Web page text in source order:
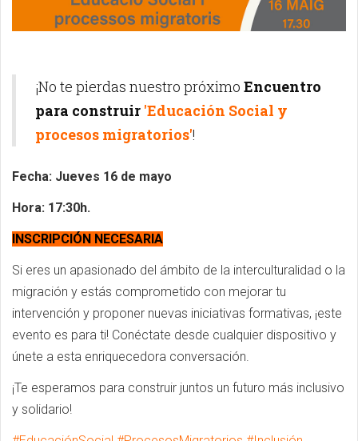
¡No te pierdas nuestro próximo Encuentro
para construir 'Educación Social y
procesos migratorios'!
Fecha: Jueves 16 de mayo
Hora: 17:30h.
INSCRIPCIÓN NECESARIA
Si eres un apasionado del ámbito de la interculturalidad o la
migración y estás comprometido con mejorar tu
intervención y proponer nuevas iniciativas formativas, ¡este
evento es para ti! Conéctate desde cualquier dispositivo y
únete a esta enriquecedora conversación.
¡Te esperamos para construir juntos un futuro más inclusivo
y solidario!